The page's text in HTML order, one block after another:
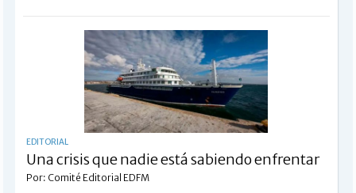
EDITORIAL
Una crisis que nadie está sabiendo enfrentar
Por: Comité Editorial EDFM